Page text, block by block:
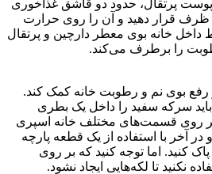
پوست پرتقال، حدود دو قاشق غذاخوری
ظرف قرار دهید و آن را روی حرارت
داخل خانه بوی معطر دارچین و پرتقال
را برطرف می‌کند.
بوی نم و رطوبت خانه کمک کند.
سرکه سفید را داخل یک بطری
بر روی قسمت‌های مختلف خانه اسپری
آخر با استفاده از یک قطعه پارچه
کنید. اما توجه کنید که بر روی
نکنید تا لکه‌هایی ایجاد نشود.